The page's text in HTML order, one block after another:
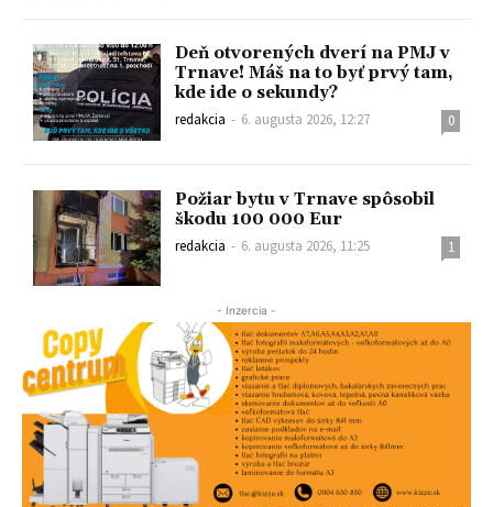
Deň otvorených dverí na PMJ v
Trnave! Máš na to byť prvý tam,
kde ide o sekundy?
redakcia - 6. augusta 2026, 12:27 0
Požiar bytu v Trnave spôsobil
škodu 100 000 Eur
redakcia - 6. augusta 2026, 11:25 1
- Inzercia -